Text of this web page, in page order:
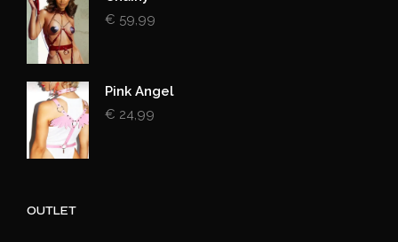
€ 59,99
Pink Angel
€ 24,99
OUTLET